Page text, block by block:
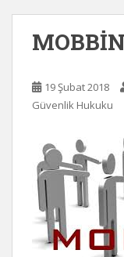
19 Şubat 2018
Güvenlik Hukuku